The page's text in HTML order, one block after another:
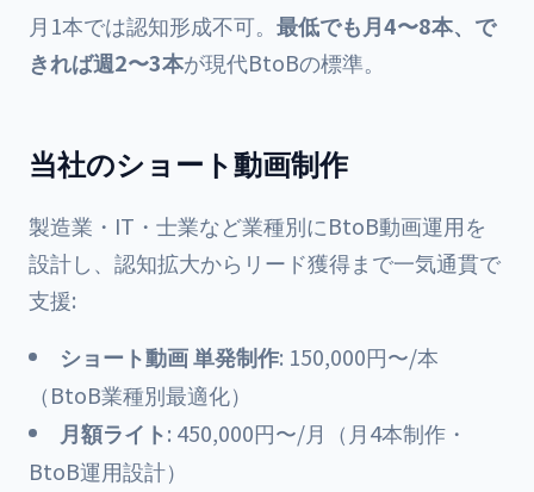
月1本では認知形成不可。 最低でも月4〜8本、で
きれば週2〜3本が現代BtoBの標準。
当社のショート動画制作
製造業・IT・士業など業種別にBtoB動画運用を
設計し、認知拡大からリード獲得まで一気通貫で
支援:
ショート動画 単発制作: 150,000円〜/本
（BtoB業種別最適化）
月額ライト: 450,000円〜/月（月4本制作・
BtoB運用設計）